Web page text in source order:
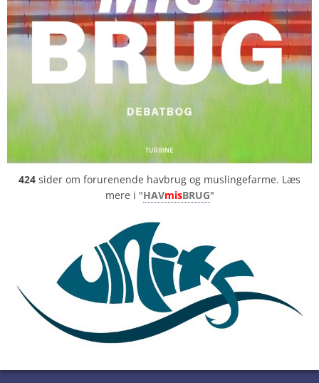
424 sider om forurenende havbrug og muslingefarme. Læs
mere i "HAVmisBRUG"